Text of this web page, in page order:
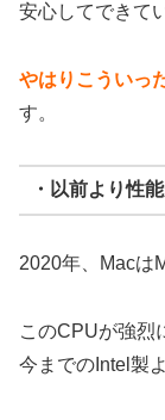
安心してできて
やはりこういっ
す。
・以前より性
2020年、Macは
このCPUが強烈
今までのIntel製